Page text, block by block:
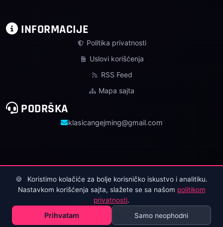
INFORMACIJE
Politika privatnosti
Uslovi korišćenja
RSS Feed
Mapa sajta
PODRŠKA
klasicangejming@gmail.com
© 2025-2026Klasičan Gejming. Sva prava zadržana.
Brzo Sigurno Responzivno
Dizajn i Razvoj: D. Svilenković
🍪
Koristimo kolačiće za bolje korisničko iskustvo i analitiku.
Nastavkom korišćenja sajta, slažete se sa našom politikom
privatnosti.
Prihvatam Samo neophodni